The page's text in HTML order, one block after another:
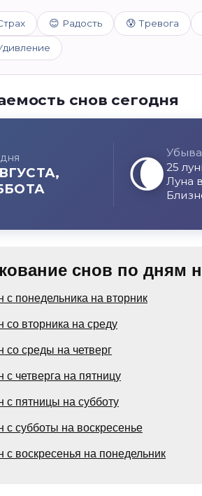
😊 Радость 😰 Тревога
снов сегодня
🌘25
Луна
снов по дням
с понедельника на вторник
со вторника на среду
со среды на четверг
с четверга на пятницу
с пятницы на субботу
с субботы на воскресенье
с воскресенья на понедельник